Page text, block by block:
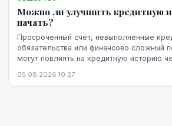
Можно ли улучшить кредитную
начать?
Просроченный счёт, невыполненные
обязательства или финансово сложный
могут повлиять на кредитную историю
невозможно изменить. Кредитную
05.08.2026 10:27